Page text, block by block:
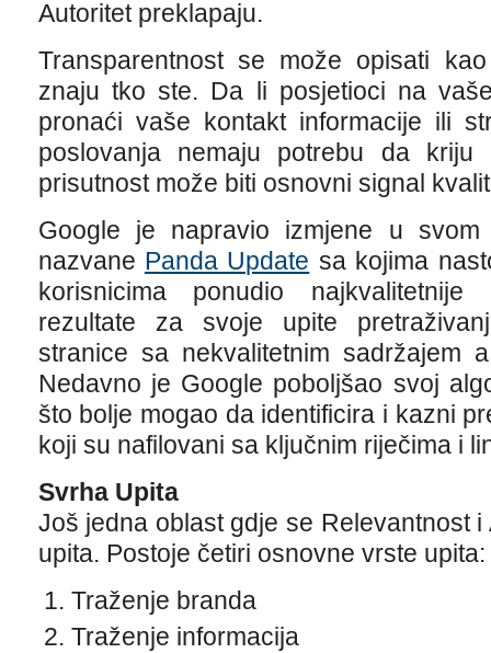
Autoritet preklapaju.
Transparentnost se može opisati
znaju tko ste. Da li posjetioci na
pronaći vaše kontakt informacije ili
poslovanja nemaju potrebu da
prisutnost može biti osnovni signal
Google je napravio izmjene u svom
nazvane Panda Update sa kojima
korisnicima ponudio
rezultate za svoje upite
stranice sa nekvalitetnim sadržajem
Nedavno je Google poboljšao svoj
što bolje mogao da identificira i kazni
koji su nafilovani sa ključnim riječima i
Svrha Upita
Još jedna oblast gdje se Relevantnost
upita. Postoje četiri osnovne vrste upita:
Traženje branda
Traženje informacija